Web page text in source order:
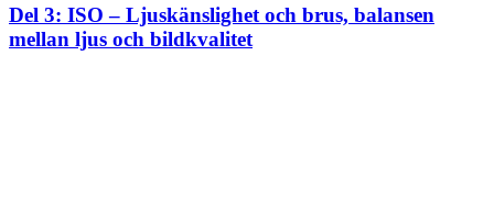
Del 3: ISO – Ljuskänslighet och brus, balansen
mellan ljus och bildkvalitet